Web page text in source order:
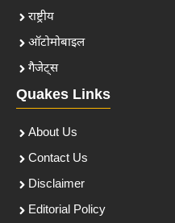
राष्ट्रीय
ऑटोमोबाइल
गैजेट्स
Quakes Links
About Us
Contact Us
Disclaimer
Editorial Policy